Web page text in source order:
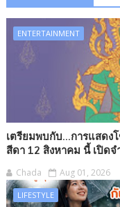
ENTERTAINMENT
เตรียมพบกับ...การแสดง
สีดา 12 สิงหาคม นี้ เปิด
Chada Aug 01, 2026
LIFESTYLE